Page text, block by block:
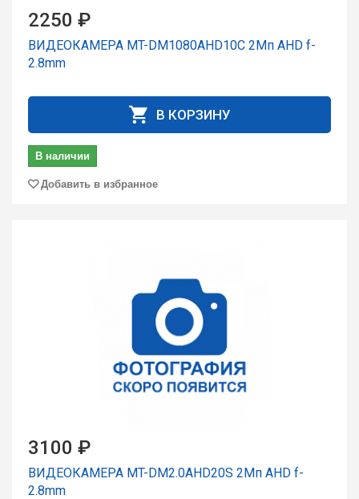
2250 ₽
ВИДЕОКАМЕРА MT-DM1080AHD10C 2Мп AHD f-
2.8mm
В КОРЗИНУ
В наличии
Добавить в избранное
3100 ₽
ВИДЕОКАМЕРА MT-DM2.0AHD20S 2Мп AHD f-
2.8mm